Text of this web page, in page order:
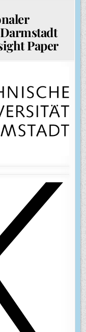
Paper